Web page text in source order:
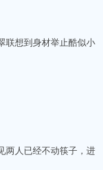
想到身材举止酷似小
人已经不动筷子，进